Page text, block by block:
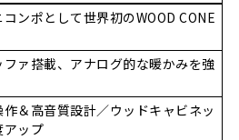
ンポとして世界初のWOOD CONE
ァ搭載、アナログ的な暖かみを強
＆高音質設計／ウッドキャビネッ
アップ